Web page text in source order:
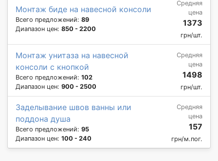
Монтаж биде на навесной консоли
Всего предложений: 89
Диапазон цен: 850 - 2200
Средняя
цена
1373
грн/шт.
Монтаж унитаза на навесной
консоли с кнопкой
Всего предложений: 102
Диапазон цен: 900 - 2500
Средняя
цена
1498
грн/шт.
Заделывание швов ванны или
поддона душа
Всего предложений: 95
Диапазон цен: 100 - 240
Средняя
цена
157
грн/м.пог.